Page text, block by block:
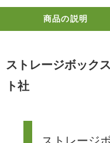
商品の説明
ストレージボック
ト社